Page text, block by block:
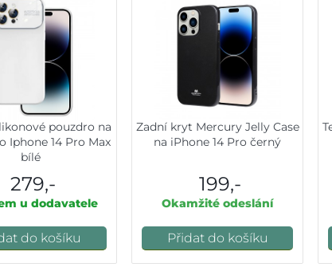
pouzdro na
Iphone 14 Pro Max
bílé
279,-
u dodavatele
do košíku
Zadní kryt Mercury Jelly Case
na iPhone 14 Pro černý
199,-
Okamžité odeslání
Přidat do košíku